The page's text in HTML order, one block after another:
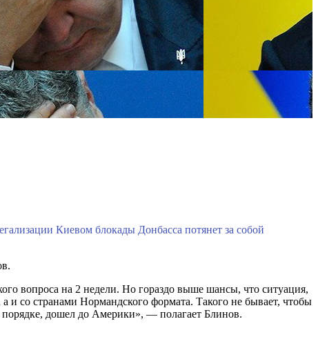
Киевом блокады Донбасса потянет за собой
вопроса на 2 недели. Но гораздо выше шансы, что ситуация,
со странами Нормандского формата. Такого не бывает, чтобы
дошел до Америки», — полагает Блинов.